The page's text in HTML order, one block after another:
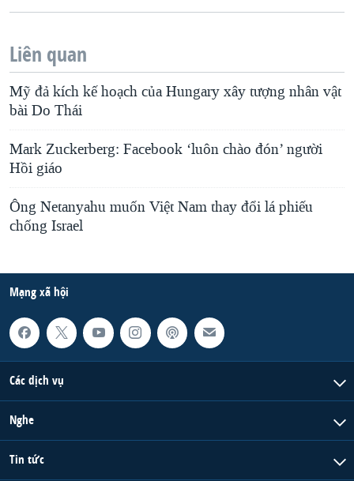
Liên quan
Mỹ đả kích kế hoạch của Hungary xây tượng nhân vật
bài Do Thái
Mark Zuckerberg: Facebook ‘luôn chào đón’ người
Hồi giáo
Ông Netanyahu muốn Việt Nam thay đổi lá phiếu
chống Israel
Mạng xã hội
Các dịch vụ
Nghe
Tin tức